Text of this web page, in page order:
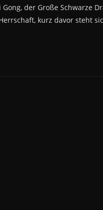
der Große Schwarze
kurz davor steht